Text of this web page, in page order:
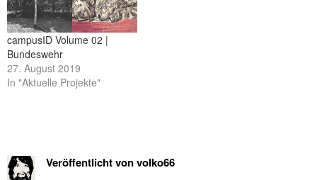
campusID Volume 02 |
Bundeswehr
27. August 2019
In "Aktuelle Projekte"
Veröffentlicht vonvolko66